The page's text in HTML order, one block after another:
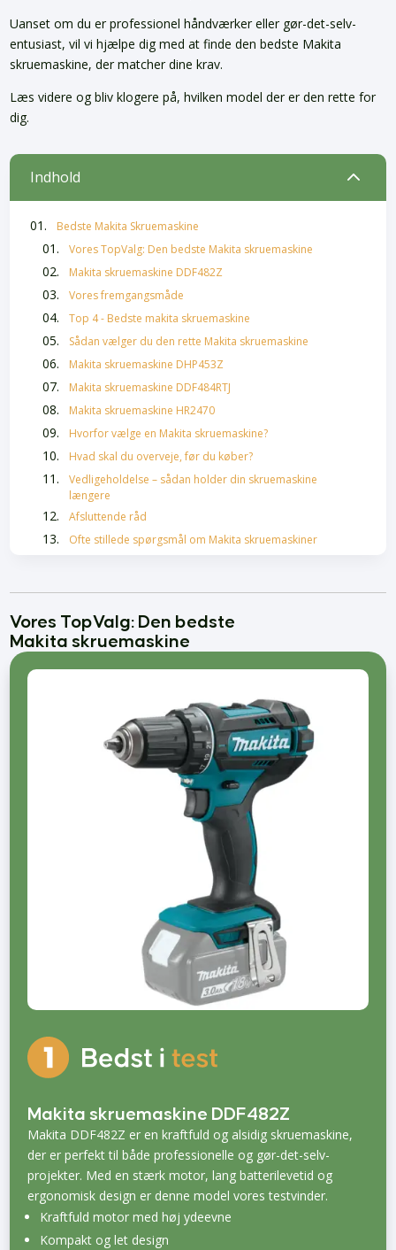
Uanset om du er professionel håndværker eller gør-det-selv-
entusiast, vil vi hjælpe dig med at finde den bedste Makita
skruemaskine, der matcher dine krav.
Læs videre og bliv klogere på, hvilken model der er den rette for
dig.
Indhold 2
Bedste Makita Skruemaskine
Vores TopValg: Den bedste Makita skruemaskine
Makita skruemaskine DDF482Z
Vores fremgangsmåde
Top 4 - Bedste makita skruemaskine
Sådan vælger du den rette Makita skruemaskine
Makita skruemaskine DHP453Z
Makita skruemaskine DDF484RTJ
Makita skruemaskine HR2470
Hvorfor vælge en Makita skruemaskine?
Hvad skal du overveje, før du køber?
Vedligeholdelse – sådan holder din skruemaskine
længere
Afsluttende råd
Ofte stillede spørgsmål om Makita skruemaskiner
Bedste Malersprøjter
Føntørrer bedst i test
Vores TopValg: Den bedste
Makita skruemaskine
Makita skruemaskine DDF482Z
Makita DDF482Z er en kraftfuld og alsidig skruemaskine,
der er perfekt til både professionelle og gør-det-selv-
projekter. Med en stærk motor, lang batterilevetid og
ergonomisk design er denne model vores testvinder.
Kraftfuld motor med høj ydeevne
Kompakt og let design